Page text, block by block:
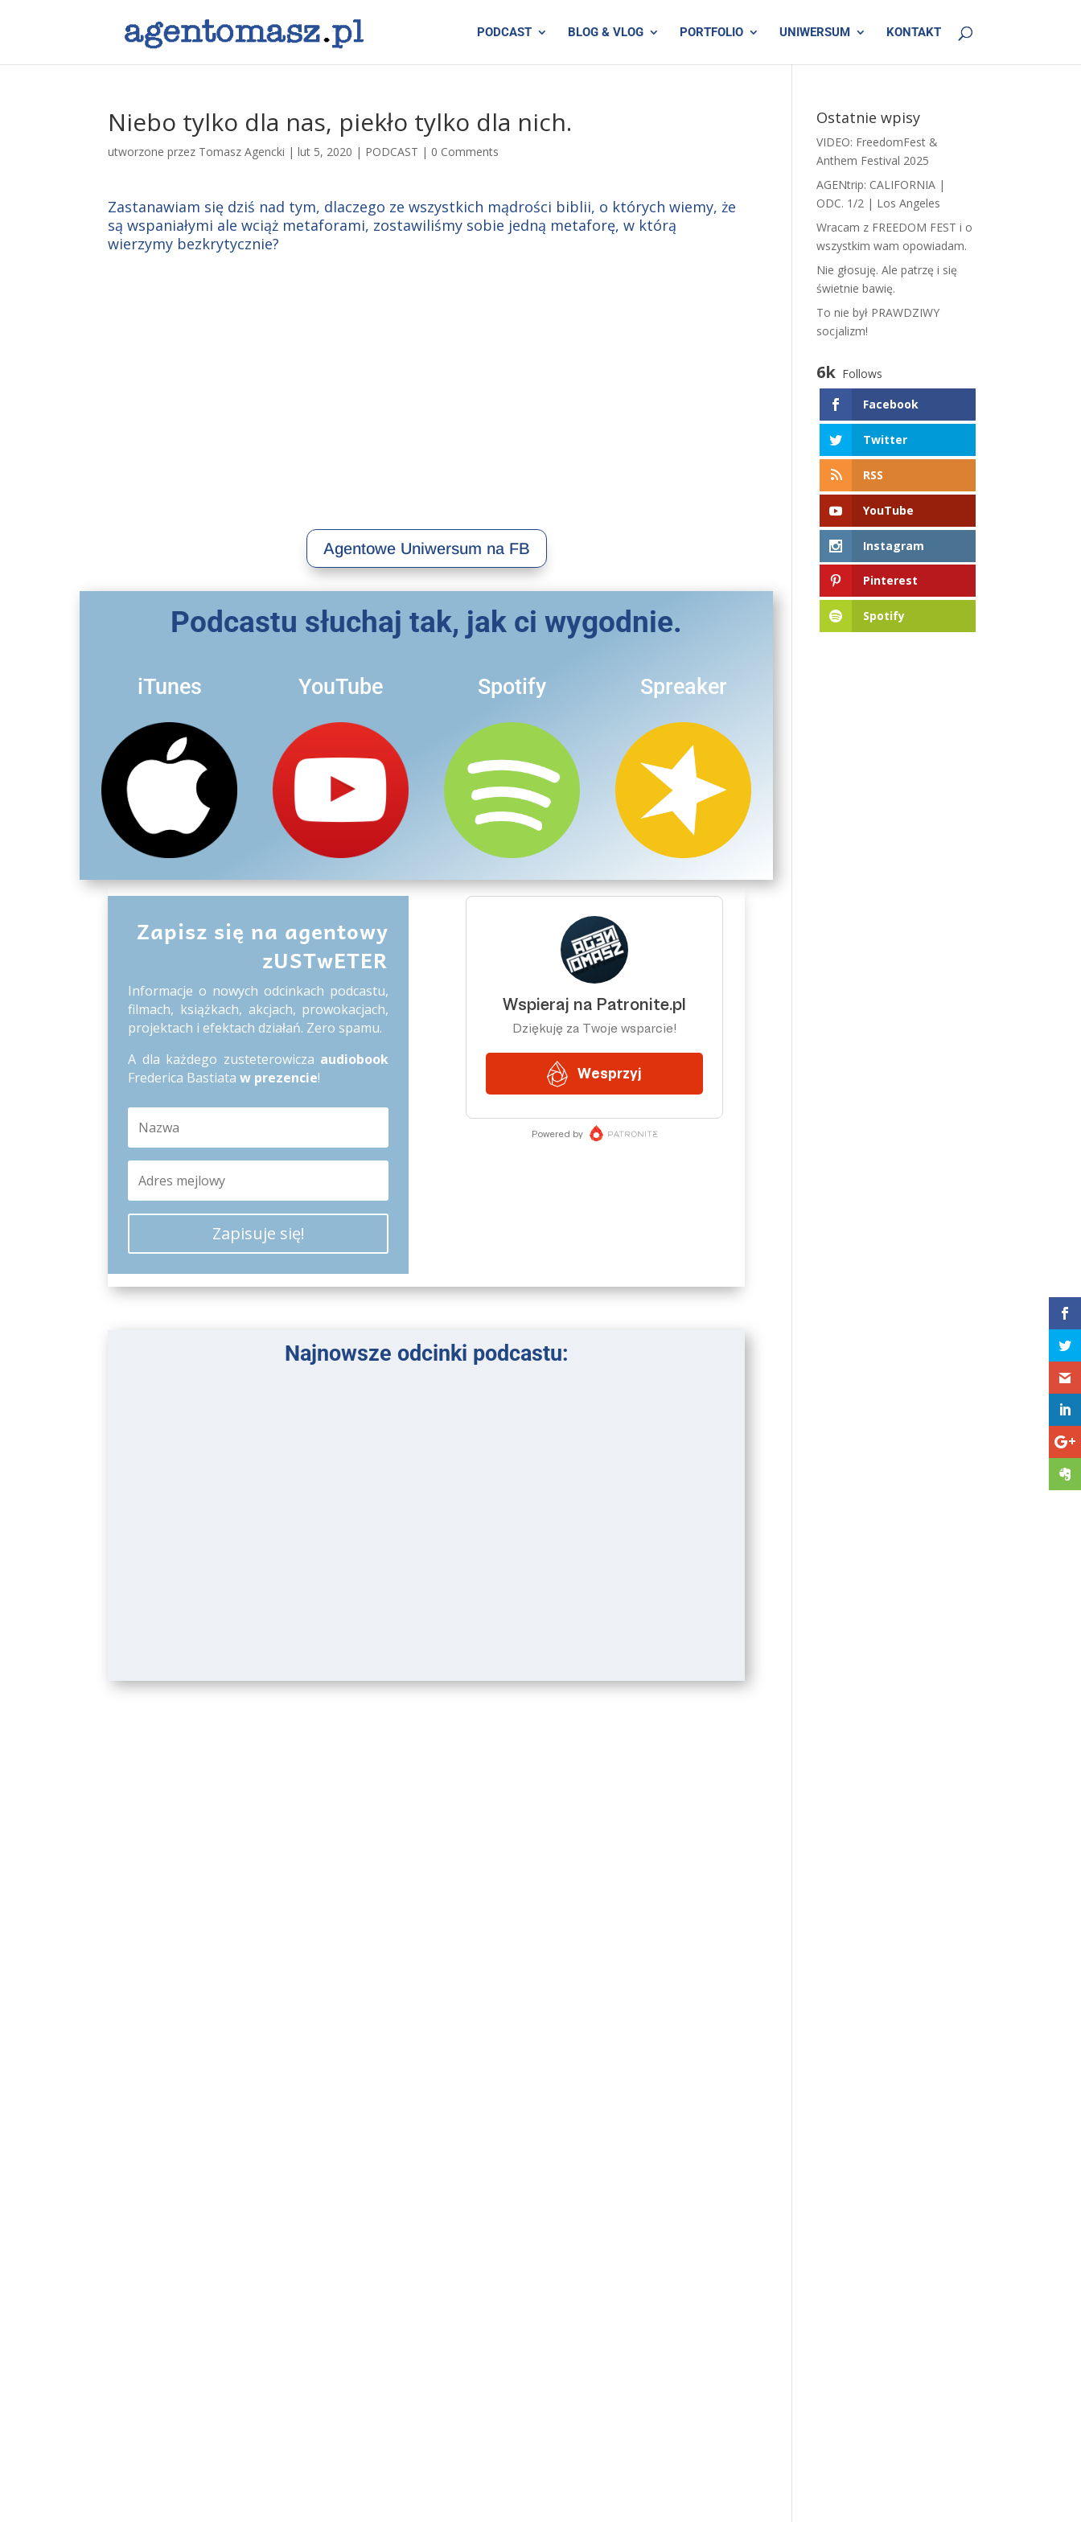
PODCAST BLOG & VLOG PORTFOLIO UNIWERSUM KONTAKT
Niebo tylko dla nas, piekło tylko dla nich.
utworzone przez Tomasz Agencki |lut 5, 2020 | PODCAST | 0 Comments
Zastanawiam się dziś nad tym, dlaczego ze wszystkich mądrości biblii, o których wiemy, że
są wspaniałymi ale wciąż metaforami, zostawiliśmy sobie jedną metaforę, w którą
wierzymy bezkrytycznie?
Agentowe Uniwersum na FB
Podcastu słuchaj tak, jak ci wygodnie.
iTunes YouTube Spotify Spreaker
Zapisz się na agentowy
zUSTwETER
Informacje o nowych odcinkach podcastu,
filmach, książkach, akcjach, prowokacjach,
projektach i efektach działań. Zero spamu.
A dla każdego zusteterowicza audiobook
Frederica Bastiataw prezencie!
Zapisuje się!
Najnowsze odcinki podcastu:
Ostatnie wpisy
VIDEO: FreedomFest &
Anthem Festival 2025
AGENtrip: CALIFORNIA |
ODC. 1/2 | Los Angeles
Wracam z FREEDOM FEST i o
wszystkim wam opowiadam.
​N​ie głosuję. Ale patrzę i się
świetnie bawię.
To nie był PRAWDZIWY
socjalizm!
6k Follows
Facebook
Twitter
RSS
YouTube
Instagram
Pinterest
Spotify